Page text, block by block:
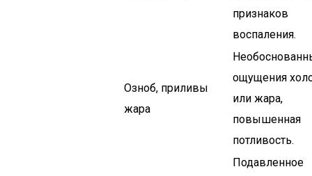
признаков
воспаления.
Озноб, приливы
жара
ощущения
или жара,
повышенная
потливость.
Подавленное